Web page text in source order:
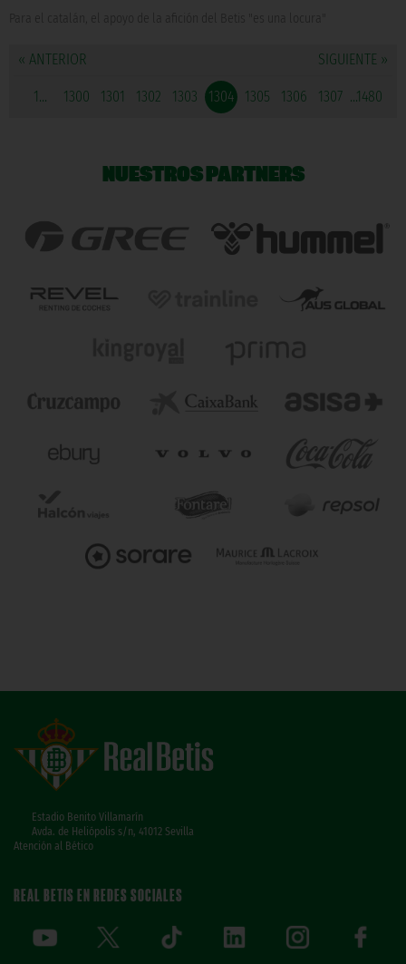
Para el catalán, el apoyo de la afición del Betis "es una locura"
« ANTERIOR SIGUIENTE »
1... 1300 1301 1302 1303 1304 1305 1306 1307 ...1480
NUESTROS PARTNERS
Estadio Benito Villamarín
Avda. de Heliópolis s/n, 41012 Sevilla
Atención al Bético
REAL BETIS EN REDES SOCIALES